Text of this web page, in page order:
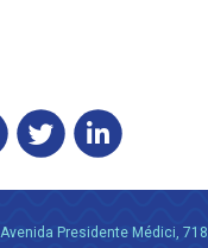
Avenida Presidente Médici, 718